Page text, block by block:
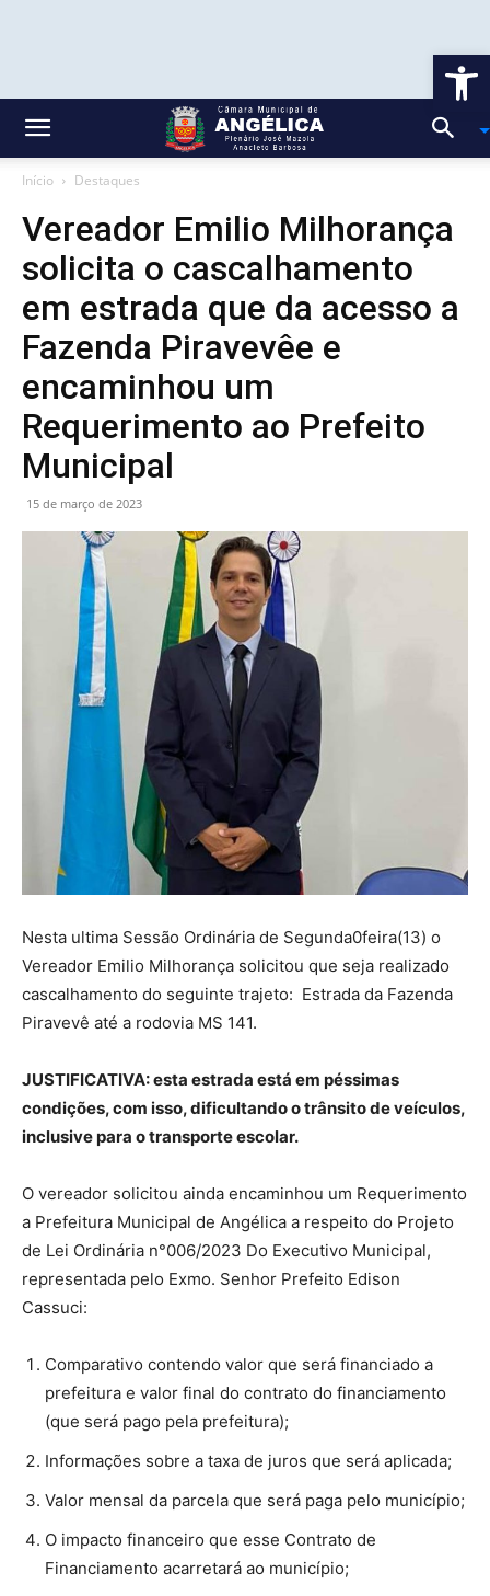
Início Destaques
Vereador Emilio Milhorança
solicita o cascalhamento
em estrada que da acesso a
Fazenda Piravevêe e
encaminhou um
Requerimento ao Prefeito
Municipal
15 de março de 2023
Nesta ultima Sessão Ordinária de Segunda0feira(13) o
Vereador Emilio Milhorança solicitou que seja realizado
cascalhamento do seguinte trajeto: Estrada da Fazenda
Piravevê até a rodovia MS 141.
JUSTIFICATIVA:esta estrada está em péssimas
condições, com isso, dificultando o trânsito de veículos,
inclusive para o transporte escolar.
O vereador solicitou ainda encaminhou um Requerimento
a Prefeitura Municipal de Angélica a respeito do Projeto
de Lei Ordinária n°006/2023 Do Executivo Municipal,
representada pelo Exmo. Senhor Prefeito Edison
Cassuci:
Comparativo contendo valor que será financiado a
prefeitura e valor final do contrato do financiamento
(que será pago pela prefeitura);
Informações sobre a taxa de juros que será aplicada;
Valor mensal da parcela que será paga pelo município;
O impacto financeiro que esse Contrato de
Financiamento acarretará ao município;